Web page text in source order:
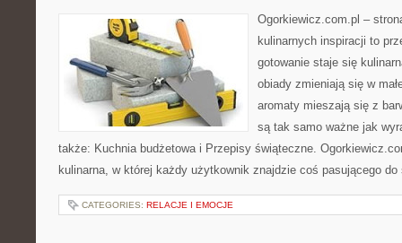
Ogorkiewicz.com.pl –
kulinarnych inspiracji to
gotowanie staje się
obiady zmieniają się w
aromaty mieszają się z
są tak samo ważne jak
także: Kuchnia budżetowa i Przepisy świąteczne.
kulinarna, w której każdy użytkownik znajdzie coś pasującego
CATEGORIES: RELACJE I EMOCJE